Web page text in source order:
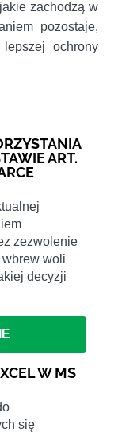
zachodzą w
pozostaje,
ochrony
ART.
zezwolenie
woli
decyzji
W MS
się